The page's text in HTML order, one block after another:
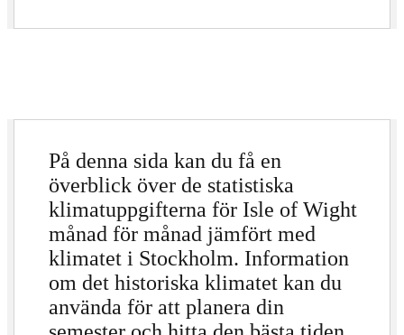
På denna sida kan du få en
överblick över de statistiska
klimatuppgifterna för Isle of Wight
månad för månad jämfört med
klimatet i Stockholm. Information
om det historiska klimatet kan du
använda för att planera din